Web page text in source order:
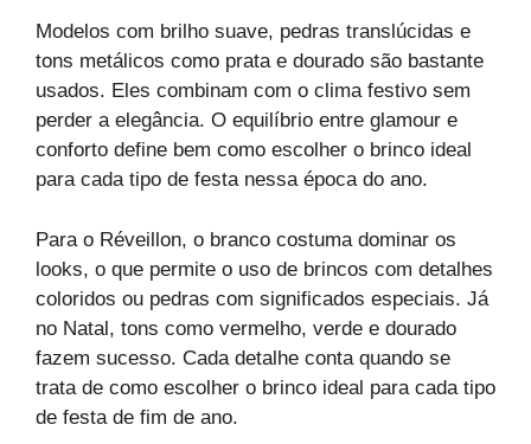
Modelos com brilho suave, pedras translúcidas e
tons metálicos como prata e dourado são bastante
usados. Eles combinam com o clima festivo sem
perder a elegância. O equilíbrio entre glamour e
conforto define bem como escolher o brinco ideal
para cada tipo de festa nessa época do ano.
Para o Réveillon, o branco costuma dominar os
looks, o que permite o uso de brincos com detalhes
coloridos ou pedras com significados especiais. Já
no Natal, tons como vermelho, verde e dourado
fazem sucesso. Cada detalhe conta quando se
trata de como escolher o brinco ideal para cada tipo
de festa de fim de ano.